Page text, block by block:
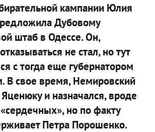
кампании Юлия
Дубовому
штаб в Одессе. Он,
не стал, но тут
с тогда еще губернатором
В свое время, Немировский
и назначался, вроде
но по факту
Петра Порошенко.